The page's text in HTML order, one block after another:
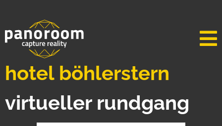
hotel böhlerstern
virtueller rundgang